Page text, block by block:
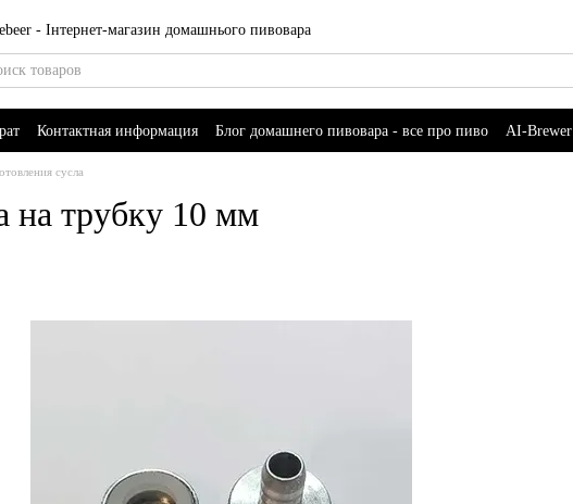
- Інтернет-магазин домашнього пивовара
Контактная информация Блог домашнего пивовара - все про пиво AI-Brewer
сусла
на трубку 10 мм